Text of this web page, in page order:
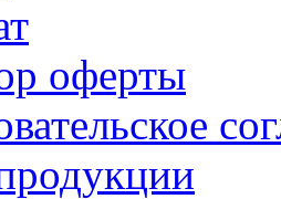
оферты